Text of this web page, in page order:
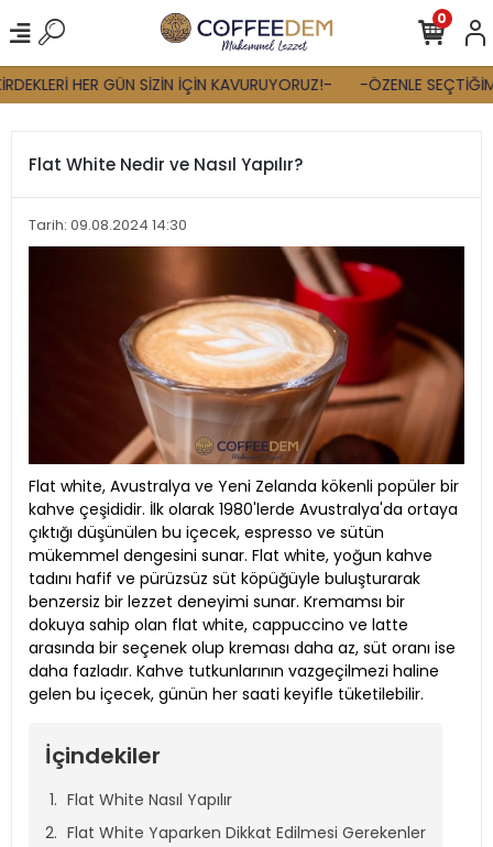
HER GÜN SİZİN İÇİN KAVURUYORUZ!- -ÖZENLE SEÇTİĞİMİZ
0
Flat White Nedir ve Nasıl Yapılır?
Tarih: 09.08.2024 14:30
Flat white, Avustralya ve Yeni Zelanda kökenli popüler bir
kahve çeşididir. İlk olarak 1980'lerde Avustralya'da ortaya
çıktığı düşünülen bu içecek, espresso ve sütün
mükemmel dengesini sunar. Flat white, yoğun kahve
tadını hafif ve pürüzsüz süt köpüğüyle buluşturarak
benzersiz bir lezzet deneyimi sunar. Kremamsı bir
dokuya sahip olan flat white, cappuccino ve latte
arasında bir seçenek olup kreması daha az, süt oranı ise
daha fazladır. Kahve tutkunlarının vazgeçilmezi haline
gelen bu içecek, günün her saati keyifle tüketilebilir.
İçindekiler
Flat White Nasıl Yapılır
Flat White Yaparken Dikkat Edilmesi Gerekenler